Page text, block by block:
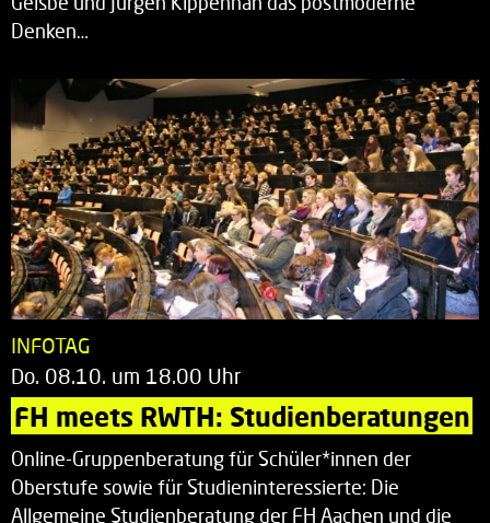
Denken…
INFOTAG
Do. 08.10. um 18.00 Uhr
FH meets RWTH: Studienberatungen
Online-Gruppenberatung für Schüler*innen der
Oberstufe sowie für Studieninteressierte: Die
Allgemeine Studienberatung der FH Aachen und die